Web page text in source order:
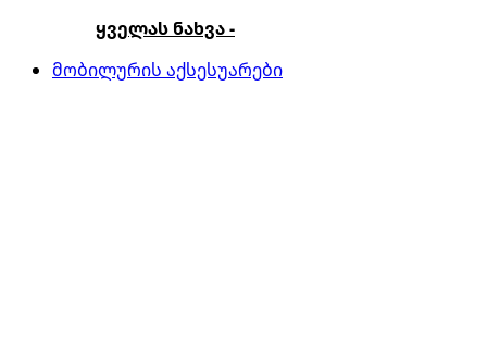
ყველას ნახვა -
მობილურის აქსესუარები